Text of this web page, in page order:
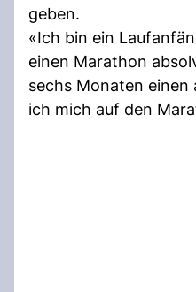
geben.
«Ich bin ein
einen Marathon
sechs Monaten einen
ich mich auf den